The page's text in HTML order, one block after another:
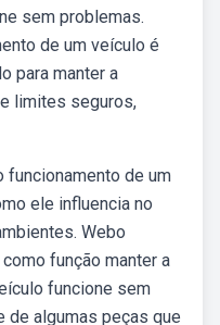
sem problemas.
de um veículo é
para manter a
limites seguros,
de um
ele influencia no
Webo
função manter a
funcione sem
de algumas peças que